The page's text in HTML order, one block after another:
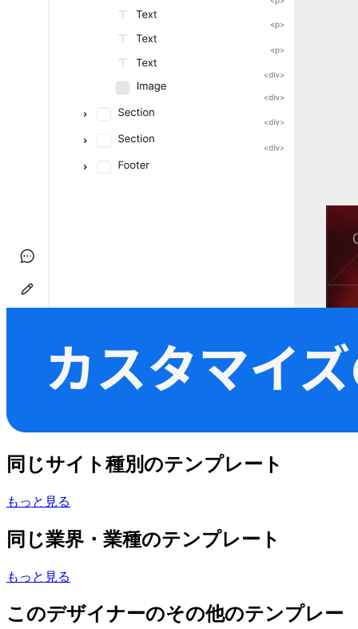
同じサイト種別のテンプレート
もっと見る
同じ業界・業種のテンプレート
もっと見る
このデザイナーのその他のテンプレー